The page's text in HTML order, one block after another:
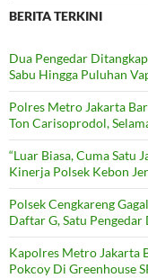
BERITA TERKINI
Dua Pengedar
Sabu Hingga Puluhan
Polres Metro Jakarta
Ton Carisoprodol,
“Luar Biasa, Cuma Satu
Kinerja Polsek Kebon
Polsek Cengkareng
Daftar G, Satu Pengedar
Kapolres Metro Jakarta
Pokcoy Di Greenhouse